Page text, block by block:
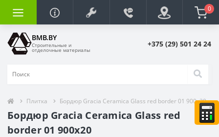
0
BMB.BY
Строительные и
отделочные материалы
+375 (29) 501 24 24
Плитка Бордюр Gracia Сeramica Glass red border 01 900x20
Бордюр Gracia Сeramica Glass red
border 01 900x20